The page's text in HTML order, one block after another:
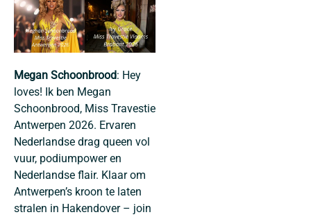
Megan Schoonbrood: Hey
loves! Ik ben Megan
Schoonbrood, Miss Travestie
Antwerpen 2026. Ervaren
Nederlandse drag queen vol
vuur, podiumpower en
Nederlandse flair. Klaar om
Antwerpen’s kroon te laten
stralen in Hakendover – join